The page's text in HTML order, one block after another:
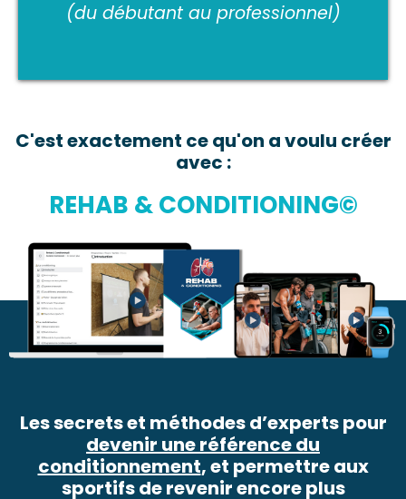
(du débutant au professionnel)
C'est exactement ce qu'on a voulu créer
avec :
REHAB & CONDITIONING©
Les secrets et méthodes d’experts pour
devenir une référence du
conditionnement, et permettre aux
sportifs de revenir encore plus